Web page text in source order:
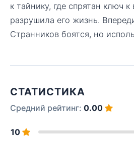
к тайнику, где спрятан ключ
разрушила его жизнь.
Странников боятся, но
СТАТИСТИКА
Средний рейтинг: 0.00
10